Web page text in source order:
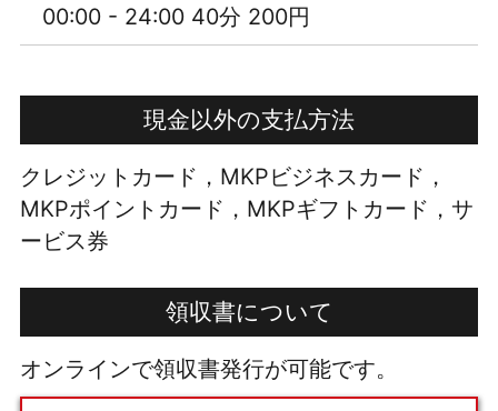
00:00 - 24:00 40分 200円
現金以外の支払方法
クレジットカード，MKPビジネスカード，
MKPポイントカード，MKPギフトカード，サ
ービス券
領収書について
オンラインで領収書発行が可能です。